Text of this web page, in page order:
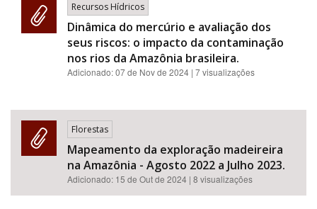
Recursos Hídricos
Dinâmica do mercúrio e avaliação dos
seus riscos: o impacto da contaminação
nos rios da Amazônia brasileira.
Adicionado:07 de Nov de 2024 | 7 visualizações
Florestas
Mapeamento da exploração madeireira
na Amazônia - Agosto 2022 a Julho 2023.
Adicionado: 15 de Out de 2024 | 8 visualizações